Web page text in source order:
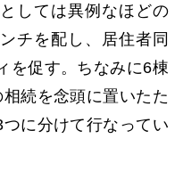
しては異例なほどの
チを配し、居住者同
を促す。ちなみに6棟
続を念頭に置いたた
に分けて行なってい